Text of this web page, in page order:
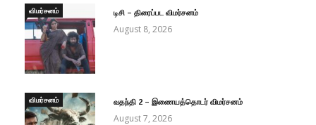
விமர்சனம் டிசி – திரைப்பட விமர்சனம்
August 8, 2026
விமர்சனம் வதந்தி 2 – இணையத்தொடர் விமர்சனம்
August 7, 2026